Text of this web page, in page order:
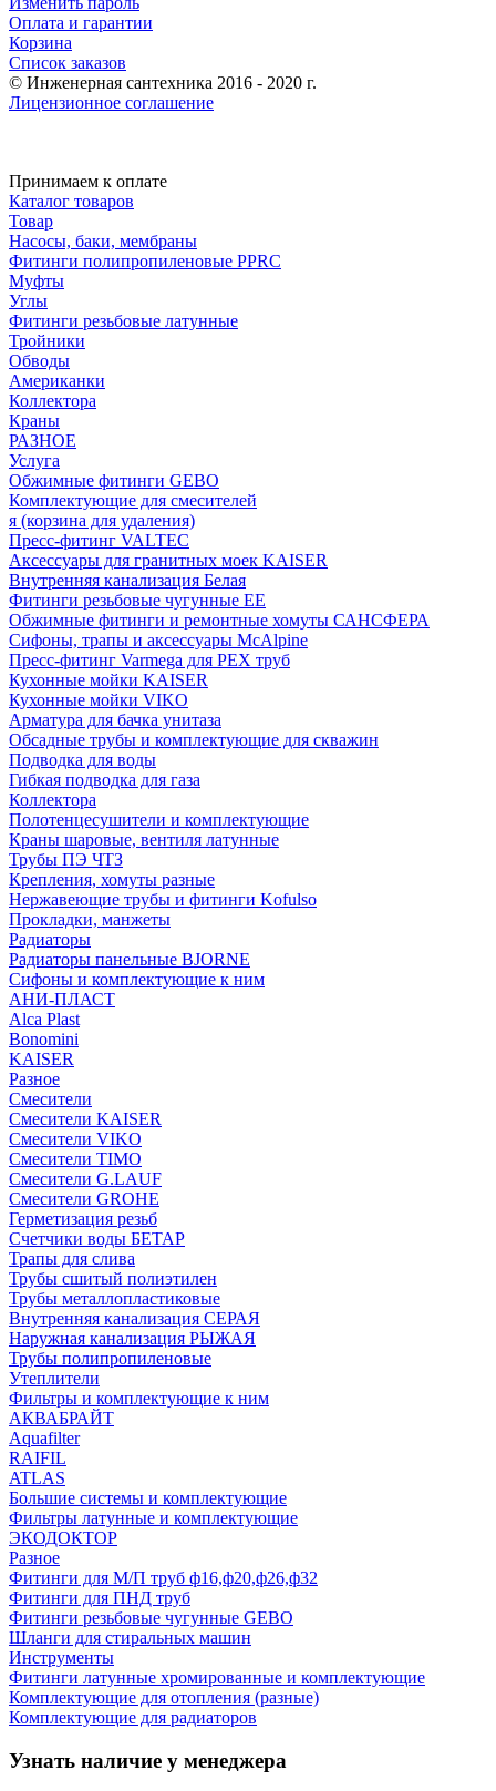
Оплата и гарантии
Корзина
Список заказов
© Инженерная сантехника 2016 - 2020 г.
Лицензионное соглашение
Принимаем к оплате
Каталог товаров
Товар
Насосы, баки, мембраны
Фитинги полипропиленовые PPRC
Муфты
Углы
Фитинги резьбовые латунные
Тройники
Обводы
Американки
Коллектора
Краны
РАЗНОЕ
Услуга
Обжимные фитинги GEBO
Комплектующие для смесителей
я (корзина для удаления)
Пресс-фитинг VALTEC
Аксессуары для гранитных моек KAISER
Внутренняя канализация Белая
Фитинги резьбовые чугунные EE
Обжимные фитинги и ремонтные хомуты САНСФЕРА
Сифоны, трапы и аксессуары McAlpine
Пресс-фитинг Varmega для PEX труб
Кухонные мойки KAISER
Кухонные мойки VIKO
Арматура для бачка унитаза
Обсадные трубы и комплектующие для скважин
Подводка для воды
Гибкая подводка для газа
Коллектора
Полотенцесушители и комплектующие
Краны шаровые, вентиля латунные
Трубы ПЭ ЧТЗ
Крепления, хомуты разные
Нержавеющие трубы и фитинги Kofulso
Прокладки, манжеты
Радиаторы
Радиаторы панельные BJORNE
Сифоны и комплектующие к ним
АНИ-ПЛАСТ
Alca Plast
Bonomini
KAISER
Разное
Смесители
Смесители KAISER
Смесители VIKO
Смесители TIMO
Смесители G.LAUF
Смесители GROHE
Герметизация резьб
Счетчики воды БЕТАР
Трапы для слива
Трубы сшитый полиэтилен
Трубы металлопластиковые
Внутренняя канализация СЕРАЯ
Наружная канализация РЫЖАЯ
Трубы полипропиленовые
Утеплители
Фильтры и комплектующие к ним
АКВАБРАЙТ
Aquafilter
RAIFIL
ATLAS
Большие системы и комплектующие
Фильтры латунные и комплектующие
ЭКОДОКТОР
Разное
Фитинги для М/П труб ф16,ф20,ф26,ф32
Фитинги для ПНД труб
Фитинги резьбовые чугунные GEBO
Шланги для стиральных машин
Инструменты
Фитинги латунные хромированные и комплектующие
Комплектующие для отопления (разные)
Комплектующие для радиаторов
Узнать наличие у менеджера